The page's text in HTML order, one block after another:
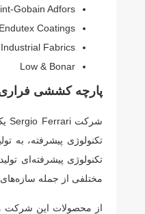
Gobain Adfors
Endutex Coatings
Fabrics
Low & Bonar
پارچه کششی
تکنولوژی پیشرفته‌ای
مختلفی از جمله